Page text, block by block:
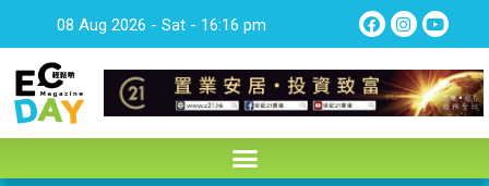
08 Aug 2026 - Sat - 16:16 pm